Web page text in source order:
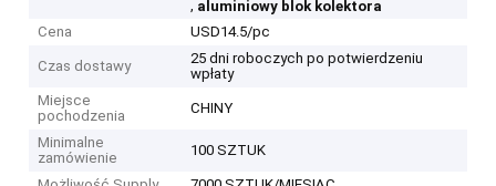
, aluminiowy blok kolektora
Cena
USD14.5/pc
Czas dostawy
25 dni roboczych po potwierdzeniu
wpłaty
Miejsce
pochodzenia
CHINY
Minimalne
zamówienie
100 SZTUK